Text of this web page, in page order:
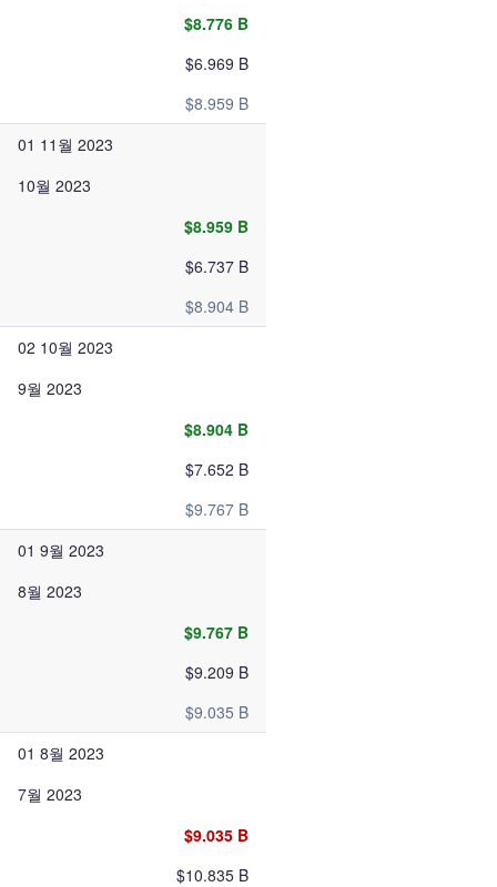
$8.776 B
$6.969 B
$8.959 B
01 11월 2023
10월 2023
$8.959 B
$6.737 B
$8.904 B
02 10월 2023
9월 2023
$8.904 B
$7.652 B
$9.767 B
01 9월 2023
8월 2023
$9.767 B
$9.209 B
$9.035 B
01 8월 2023
7월 2023
$9.035 B
$10.835 B